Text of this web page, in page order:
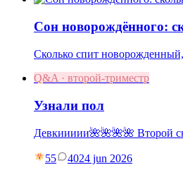
Сон новорождённого:
Сколько спит
Q&A · второй-триместр
Узнали пол
Девкиииии🌺🌺🌺🌺 Второй
55 4024 jun 2026